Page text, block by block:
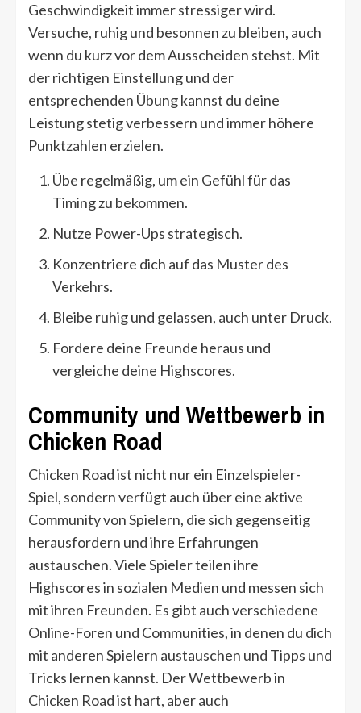
Geschwindigkeit immer stressiger wird.
Versuche, ruhig und besonnen zu bleiben, auch
wenn du kurz vor dem Ausscheiden stehst. Mit
der richtigen Einstellung und der
entsprechenden Übung kannst du deine
Leistung stetig verbessern und immer höhere
Punktzahlen erzielen.
Übe regelmäßig, um ein Gefühl für das
Timing zu bekommen.
Nutze Power-Ups strategisch.
Konzentriere dich auf das Muster des
Verkehrs.
Bleibe ruhig und gelassen, auch unter Druck.
Fordere deine Freunde heraus und
vergleiche deine Highscores.
Community und Wettbewerb in
Chicken Road
Chicken Road ist nicht nur ein Einzelspieler-
Spiel, sondern verfügt auch über eine aktive
Community von Spielern, die sich gegenseitig
herausfordern und ihre Erfahrungen
austauschen. Viele Spieler teilen ihre
Highscores in sozialen Medien und messen sich
mit ihren Freunden. Es gibt auch verschiedene
Online-Foren und Communities, in denen du dich
mit anderen Spielern austauschen und Tipps und
Tricks lernen kannst. Der Wettbewerb in
Chicken Road ist hart, aber auch